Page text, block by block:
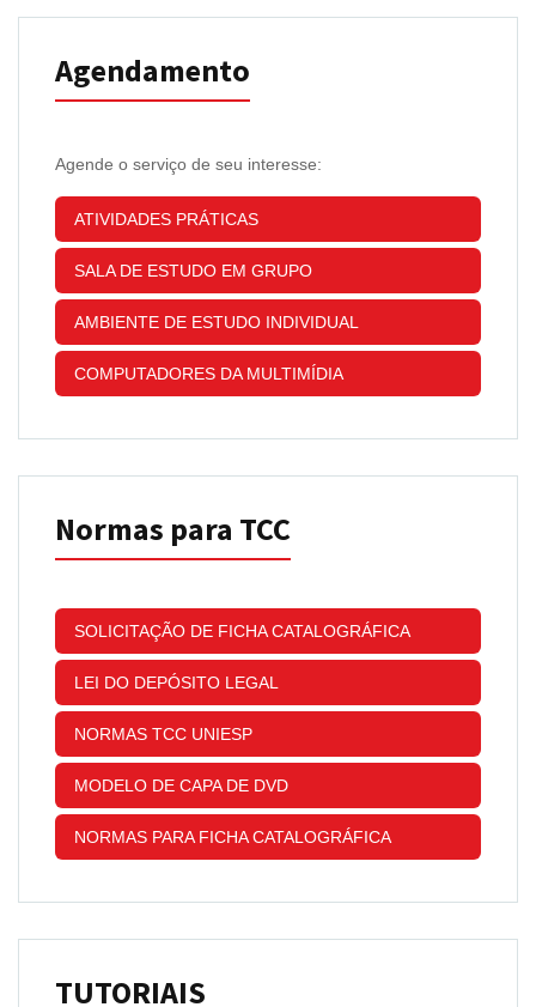
Agendamento
Agende o serviço de seu interesse:
ATIVIDADES PRÁTICAS
SALA DE ESTUDO EM GRUPO
AMBIENTE DE ESTUDO INDIVIDUAL
COMPUTADORES DA MULTIMÍDIA
Normas para TCC
SOLICITAÇÃO DE FICHA CATALOGRÁFICA
LEI DO DEPÓSITO LEGAL
NORMAS TCC UNIESP
MODELO DE CAPA DE DVD
NORMAS PARA FICHA CATALOGRÁFICA
TUTORIAIS